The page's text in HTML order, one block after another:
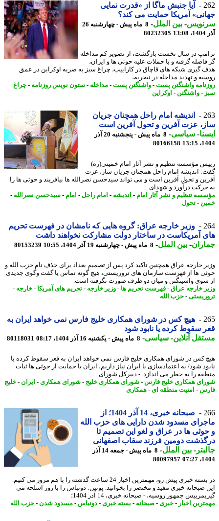
آیا جنبش ماگا از «قدرت نمایی
آمریکا حمایت می کند؟
-بین الملل-
8 ماه پیش - چهارشنبه 26
80232305
در سال نخست بازگشت، از تصویر کم مداخله
گرفته و با حملات علیه حوثی ها و ایران،
گیری شبکه های قاچاق در کاراییب، چراغ سبز به ضربه اوکراین در عمق
و تهدید مداخله در نیجریه،
واشنگتن پست-واشنگتن پست-مداخله-ستون نویس روزنامه -چراغ
-واشنگتن-اوکراین
اندیشه امام راحل همچنان جریان
عزت آفرین و تحول آفرین است
-سیاسی-
8 ماه پیش - پنجشنبه 20 آذر
80166158
مؤسسه تنظیم و نشر آثار امام خمینی(ره)
اندیشه امام راحل همچنان جریان ساز، عزت
و تحول آفرین است و می تواند سیدحسن نصرالله ها بیافریند و حوثی ها را
درآورد و شهدای ...
تنظیم و نشر آثار امام
-اندیشه-امام راحل -امام -سیدحسن نصرالله-
-تحول
وزیر خارجه عراق: گروه هایی که نامشان در فهرست تحریم
آمریکاست در ساختار دولت مشارکت نخواهند داشت
- بین الملل-8 ماه پیش - چهارشنبه 19 آذر 1404، 10:55 80153239
خارجه عراق همچنین تاکید کرد پس از تصمیم بغداد برای حذف نام حزب الله و
ها از فهرست سازمان های تروریستی، هیچ گونه تماس یا گفت وگوی جدیدی
واشینگتن و میان دو طرف صورت نگرفته است.
خارجه عراق- فهرست تحریم ها- وزیر خارجه-تحریم های آمریکا- خارجه-
-حزب الله
هیچ کس در شورای همکاری خلیج فارس نمی خواهد ایران به
سقوط کرده یا نابود شود
آنلاین-سیاسی-8 ماه پیش - یکشنبه 16 آذر 1404، 08:17 80118031
کس در شورای همکاری خلیج فارس نمی خواهد ایران به قعر سقوط کرده یا
شود/ به اعتمادسازی با ایران نیاز داریم، ایران با حمایت از حوثی ها ثبات
را به خطر می اندازد. - دبیرکل شورای ...
همکاری خلیج فارس-شورای همکاری خلیج -شورای همکاری- ایران -
خلیج
-امنیت منطقه ای- همکاری
صبحانه خبری، 14 آذر 1404؛ از
مسدود شدن دارایی های حزب الله
ها در عراق و لغو این تصمیم تا
دومین فرزند سقاب اصفهانی
-بین الملل-
8 ماه پیش - جمعه 14 آذر
80097957
در بسته خبری پیش رو، مهمترین اخبار 24 ساعت گذشته را با هم مرور می کنیم.
صبحانه خبری مفید و مختصر را بخوانید. پوتین: دونباس را با زور اسلحه می
جمهور روسیه، - صبحانه خبری، 14 آذر 1404؛
اخبار -خبری- صبحانه-بسته خبری- دونباس-مسدود شدن-حزب الله